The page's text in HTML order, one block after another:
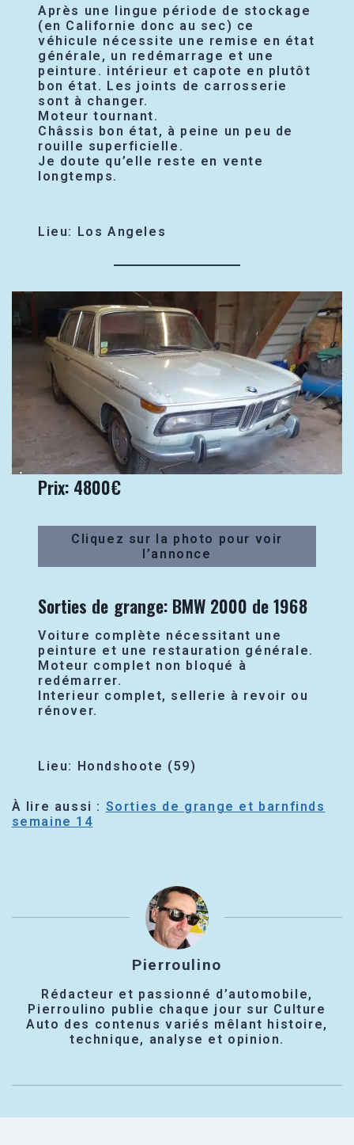
Après une lingue période de stockage
(en Californie donc au sec) ce
véhicule nécessite une remise en état
générale, un redémarrage et une
peinture. intérieur et capote en plutôt
bon état. Les joints de carrosserie
sont à changer.
Moteur tournant.
Châssis bon état, à peine un peu de
rouille superficielle.
Je doute qu’elle reste en vente
longtemps.
Lieu: Los Angeles
Prix: 4800€
Cliquez sur la photo pour voir
l’annonce
Sorties de grange: BMW 2000 de 1968
Voiture complète nécessitant une
peinture et une restauration générale.
Moteur complet non bloqué à
redémarrer.
Interieur complet, sellerie à revoir ou
rénover.
Lieu: Hondshoote (59)
À lire aussi : Sorties de grange et barnfinds
semaine 14
Pierroulino
Rédacteur et passionné d’automobile,
Pierroulino publie chaque jour sur Culture
Auto des contenus variés mêlant histoire,
technique, analyse et opinion.